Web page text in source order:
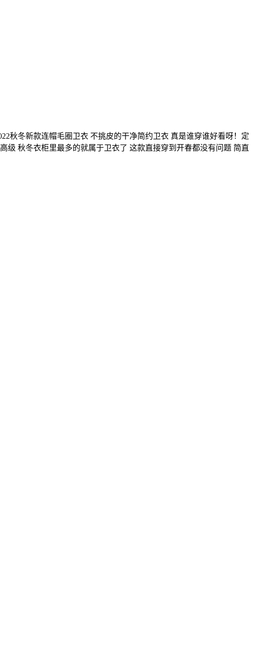
秋冬新款连帽毛圈卫衣 不挑皮的干净简约卫衣 真是谁穿谁好看呀！定
级 秋冬衣柜里最多的就属于卫衣了 这款直接穿到开春都没有问题 简直